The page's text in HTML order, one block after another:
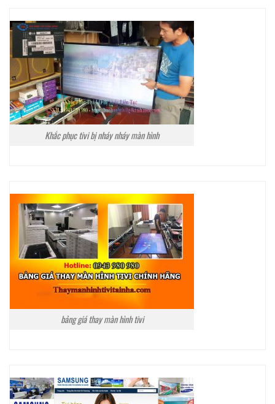
Khắc phục tivi bị nháy nháy màn hình
bảng giá thay màn hình tivi